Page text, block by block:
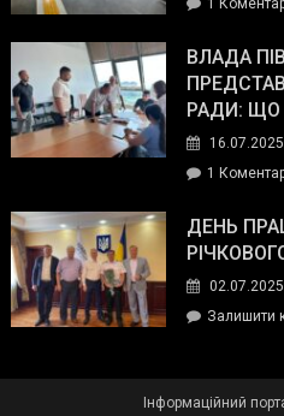
ВЛАДА
РАДИ: ЩО
16.07.2025
1
ДЕНЬ
02.07.2025
Залишити
Інформаційний